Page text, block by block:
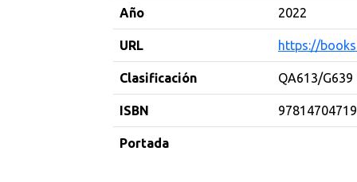
Año 2022
URL https://
Clasificación QA613/G639
ISBN
Portada